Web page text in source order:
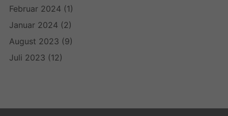
Februar 2024 (1)
Januar 2024 (2)
August 2023 (9)
Juli 2023 (12)